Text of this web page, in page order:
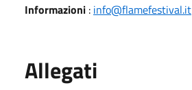
Informazioni : ​info@flamefestival.it
Allegati